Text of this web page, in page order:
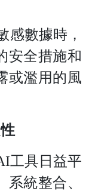
感數據時，
安全措施和
或濫用的風
工具日益平
統整合、